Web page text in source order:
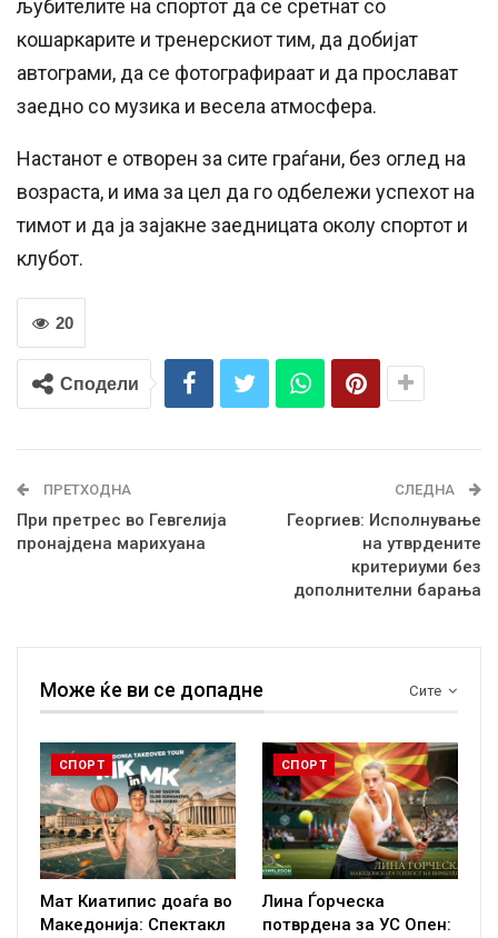
љубителите на спортот да се сретнат со
кошаркарите и тренерскиот тим, да добијат
автограми, да се фотографираат и да прослават
заедно со музика и весела атмосфера.
Настанот е отворен за сите граѓани, без оглед на
возраста, и има за цел да го одбележи успехот на
тимот и да ја зајакне заедницата околу спортот и
клубот.
20
Сподели
ПРЕТХОДНА
При претрес во Гевгелија
пронајдена марихуана
СЛЕДНА
Георгиев: Исполнување
на утврдените
критериуми без
дополнителни барања
Сите
Може ќе ви се допадне
СПОРТ
Мат Киатипис доаѓа во
Македонија: Спектакл
СПОРТ
Лина Ѓорческа
потврдена за УС Опен: